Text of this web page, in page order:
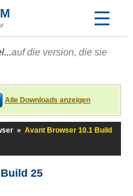
auf die version, die sie
Alle Downloads anzeigen
» Avant Browser 10.1 Build
25